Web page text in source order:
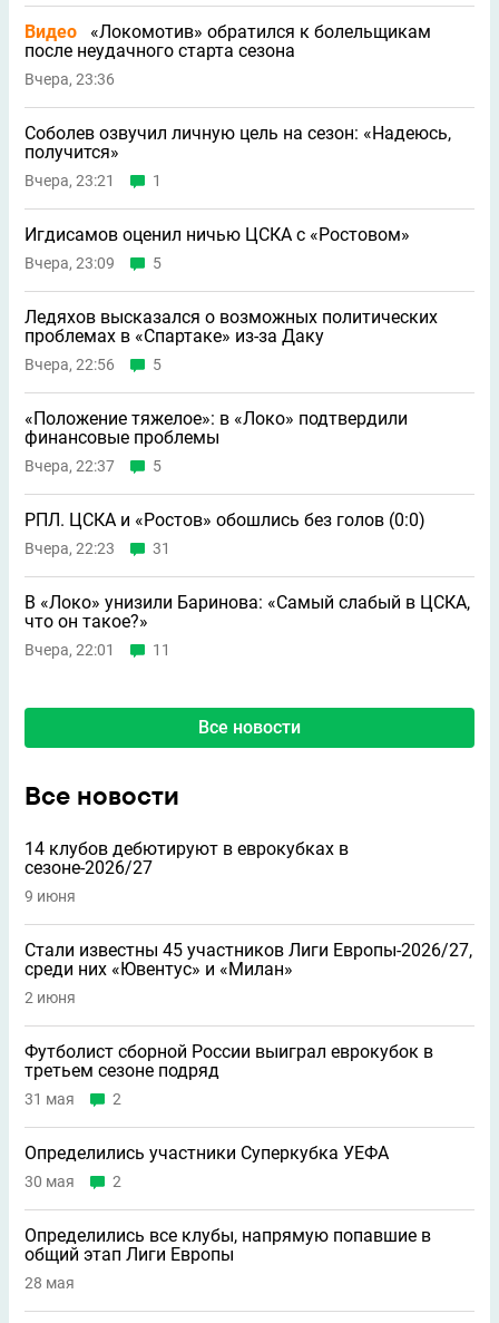
Видео
«Локомотив» обратился к болельщикам
после неудачного старта сезона
Вчера, 23:36
Соболев озвучил личную цель на сезон: «Надеюсь,
получится»
Вчера, 23:21 1
Игдисамов оценил ничью ЦСКА с «Ростовом»
Вчера, 23:09 5
Ледяхов высказался о возможных политических
проблемах в «Спартаке» из-за Даку
Вчера, 22:56 5
«Положение тяжелое»: в «Локо» подтвердили
финансовые проблемы
Вчера, 22:37 5
РПЛ. ЦСКА и «Ростов» обошлись без голов (0:0)
Вчера, 22:23 31
В «Локо» унизили Баринова: «Самый слабый в ЦСКА,
что он такое?»
Вчера, 22:01 11
Все новости
Все новости
14 клубов дебютируют в еврокубках в
сезоне-2026/27
9 июня
Стали известны 45 участников Лиги Европы-2026/27,
среди них «Ювентус» и «Милан»
2 июня
Футболист сборной России выиграл еврокубок в
третьем сезоне подряд
31 мая 2
Определились участники Суперкубка УЕФА
30 мая 2
Определились все клубы, напрямую попавшие в
общий этап Лиги Европы
28 мая